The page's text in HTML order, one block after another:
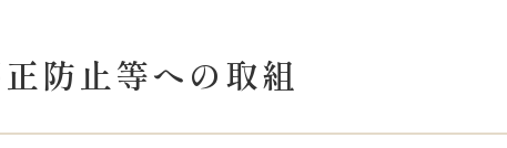
調査・収集・活用
防止等への取組